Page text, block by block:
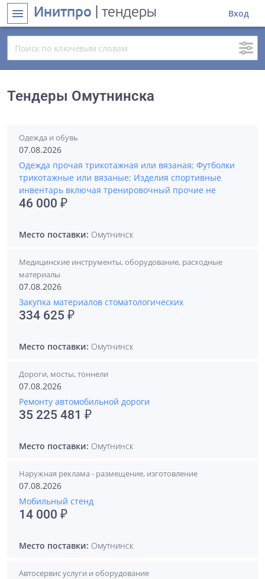
menu Инитпро | тендеры Вход
Тендеры Омутнинска
Одежда и обувь
07.08.2026
Одежда прочая трикотажная или вязаная; Футболки
трикотажные или вязаные; Изделия спортивные
инвентарь включая тренировочный прочие не
46 000 ₽
Место поставки: Омутнинск
Медицинские инструменты, оборудование, расходные
материалы
07.08.2026
Закупка материалов стоматологических
334 625 ₽
Место поставки: Омутнинск
Дороги, мосты, тоннели
07.08.2026
Ремонту автомобильной дороги
35 225 481 ₽
Место поставки: Омутнинск
Наружная реклама - размещение, изготовление
07.08.2026
Мобильный стенд
14 000 ₽
Место поставки: Омутнинск
Автосервис услуги и оборудование